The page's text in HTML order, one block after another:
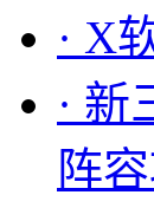
· X
· 新
阵